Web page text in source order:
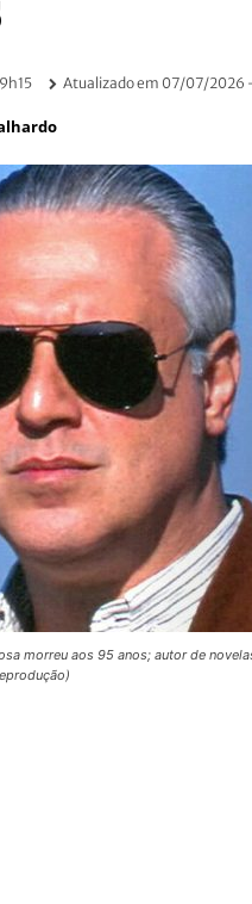
Atualizado em 07/07/2026
morreu aos 95 anos; autor de